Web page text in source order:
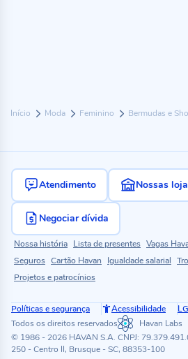
Início Moda Feminino Bermudas e
Atendimento Nossas
Negociar dívida
Nossa história Lista de presentes Vagas
Seguros Cartão Havan Igualdade salarial
Projetos e patrocínios
Políticas e segurança Acessibilidade
Todos os direitos reservados
Havan Labs
© 1986 - 2026 HAVAN S.A. CNPJ:
250 - Centro II, Brusque - SC, 88353-100